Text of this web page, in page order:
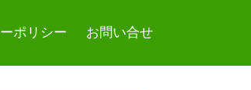
ポリシー お問い合せ